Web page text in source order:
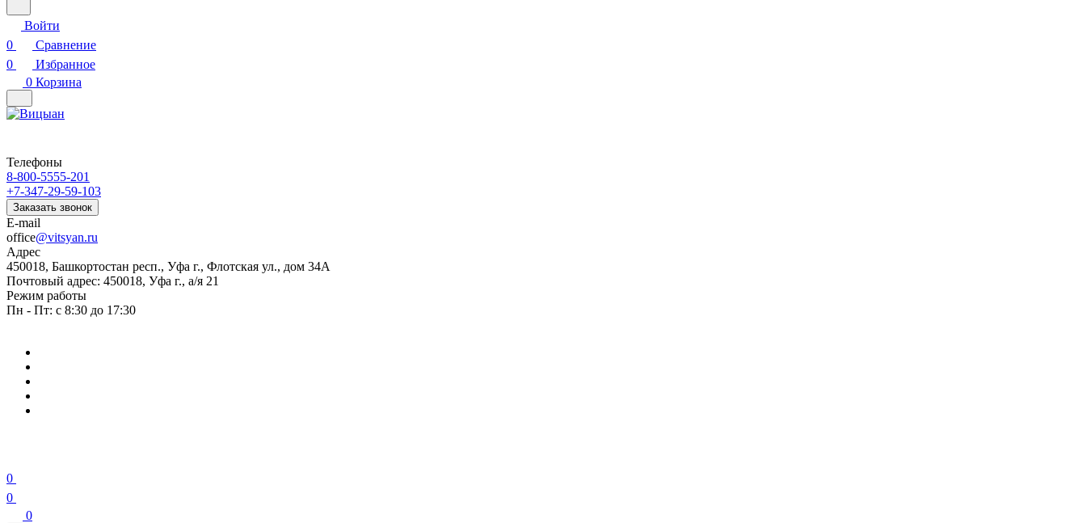
Войти
0
Сравнение
0
Избранное
0 Корзина
Телефоны
8-800-5555-201
+7-347-29-59-103
Заказать звонок
E-mail
office@vitsyan.ru
Адрес
450018, Башкортостан респ., Уфа г., Флотская ул., дом 34А
Почтовый адрес: 450018, Уфа г., а/я 21
Режим работы
Пн - Пт: с 8:30 до 17:30
0
0
0